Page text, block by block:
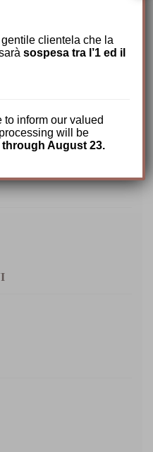
clientela che la
sospesa tra l’1 ed il
to inform our valued
will be
August 23.